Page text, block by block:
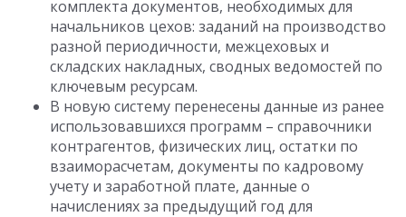
комплекта документов, необходимых для
начальников цехов: заданий на производство
разной периодичности, межцеховых и
складских накладных, сводных ведомостей по
ключевым ресурсам.
В новую систему перенесены данные из ранее
использовавшихся программ – справочники
контрагентов, физических лиц, остатки по
взаиморасчетам, документы по кадровому
учету и заработной плате, данные о
начислениях за предыдущий год для